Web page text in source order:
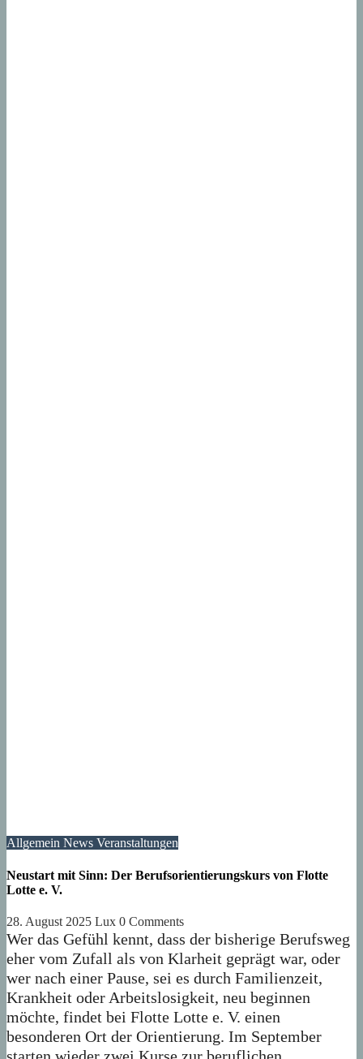
Allgemein News Veranstaltungen
Neustart mit Sinn: Der Berufsorientierungskurs von Flotte
Lotte e. V.
28. August 2025 Lux 0 Comments
Wer das Gefühl kennt, dass der bisherige Berufsweg
eher vom Zufall als von Klarheit geprägt war, oder
wer nach einer Pause, sei es durch Familienzeit,
Krankheit oder Arbeitslosigkeit, neu beginnen
möchte, findet bei Flotte Lotte e. V. einen
besonderen Ort der Orientierung. Im September